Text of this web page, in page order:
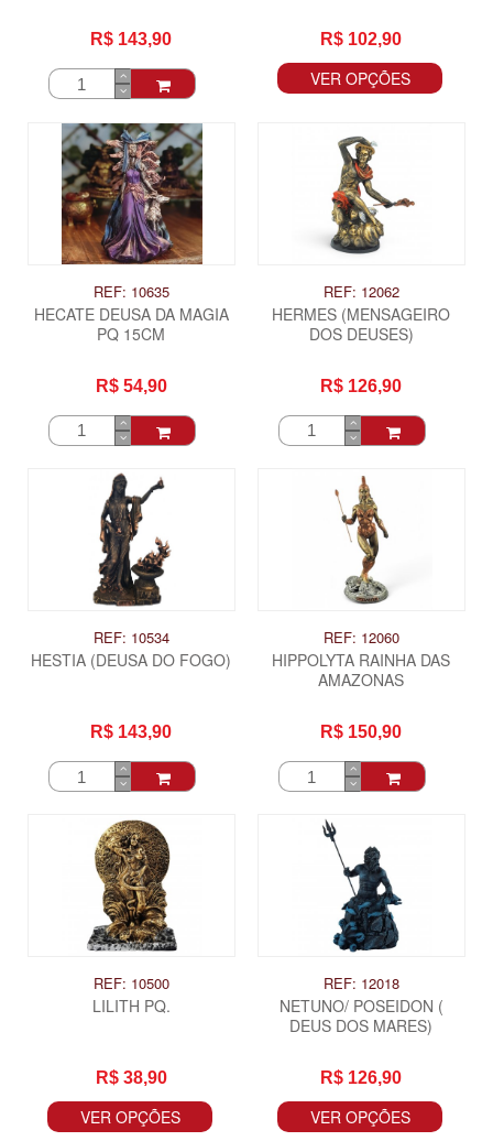
R$ 143,90 R$ 102,90
VER OPÇÕES
REF: 10635
HECATE DEUSA DA MAGIA
PQ 15CM
R$ 54,90
REF: 12062
HERMES (MENSAGEIRO
DOS DEUSES)
R$ 126,90
REF: 10534
HESTIA (DEUSA DO FOGO)
R$ 143,90
REF: 12060
HIPPOLYTA RAINHA DAS
AMAZONAS
R$ 150,90
REF: 10500
LILITH PQ.
R$ 38,90
VER OPÇÕES
REF: 12018
NETUNO/ POSEIDON (
DEUS DOS MARES)
R$ 126,90
VER OPÇÕES